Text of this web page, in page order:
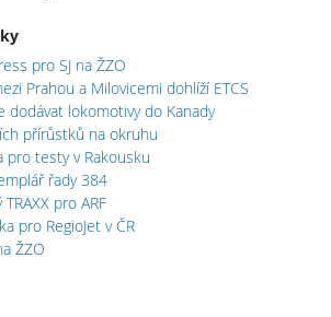
pro SJ na ŽZO
Prahou a Milovicemi dohlíží ETCS
dodávat lokomotivy do Kanady
přírůstků na okruhu
pro testy v Rakousku
řady 384
pro ARF
pro RegioJet v ČR
ŽZO